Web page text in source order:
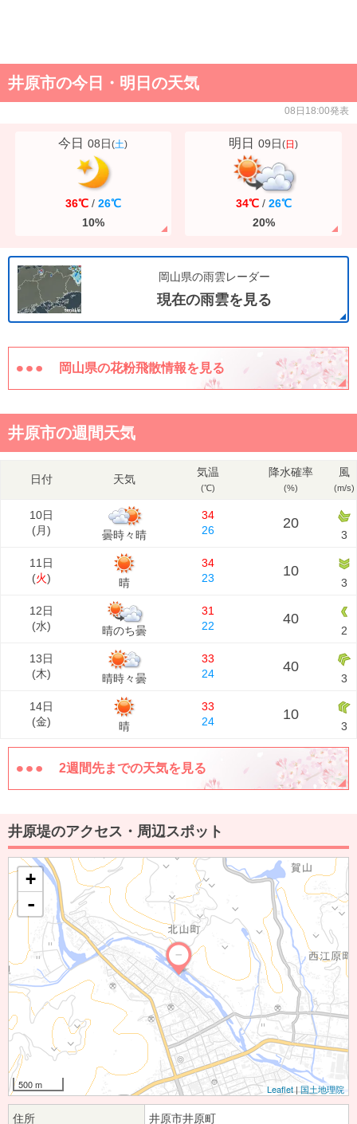
井原市の今日・明日の天気
08日18:00発表
今日 08日(土)
36℃ / 26℃
10%
明日 09日(日)
34℃ / 26℃
20%
岡山県の雨雲レーダー
現在の雨雲を見る
岡山県の花粉飛散情報を見る
井原市の週間天気
日付 天気
気温
(℃)
降水確率
(%)
風
(m/s)
10日
(月) 曇時々晴
34
26
20
3
11日
(火) 晴
34
23
10
3
12日
(水) 晴のち曇
31
22
40
2
13日
(木) 晴時々曇
33
24
40
3
14日
(金) 晴
33
24
10
3
2週間先までの天気を見る
井原堤のアクセス・周辺スポット
+
-
500 m Leaflet|国土地理院
住所 井原市井原町